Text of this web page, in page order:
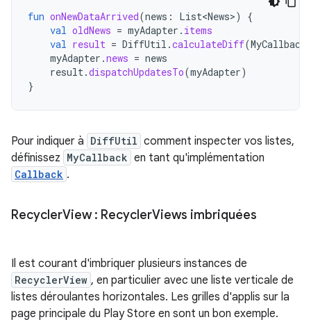
fun onNewDataArrived(news : List<News>)
{
val oldNews = myAdapter . items
val result = DiffUtil .calculateDiff(MyCallback
myAdapter .news = news
result .dispatchUpdatesTo(myAdapter)
}
Pour indiquer à DiffUtil comment inspecter vos listes,
définissez MyCallback en tant qu'implémentation
Callback .
RecyclerView : RecyclerViews imbriquées
Il est courant d'imbriquer plusieurs instances de
RecyclerView , en particulier avec une liste verticale de
listes déroulantes horizontales. Les grilles d'applis sur la
page principale du Play Store en sont un bon exemple.